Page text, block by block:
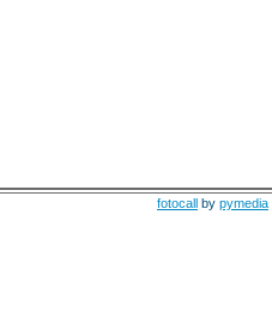
fotocall by pymedia